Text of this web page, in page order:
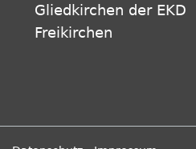
Gliedkirchen der EKD
Freikirchen